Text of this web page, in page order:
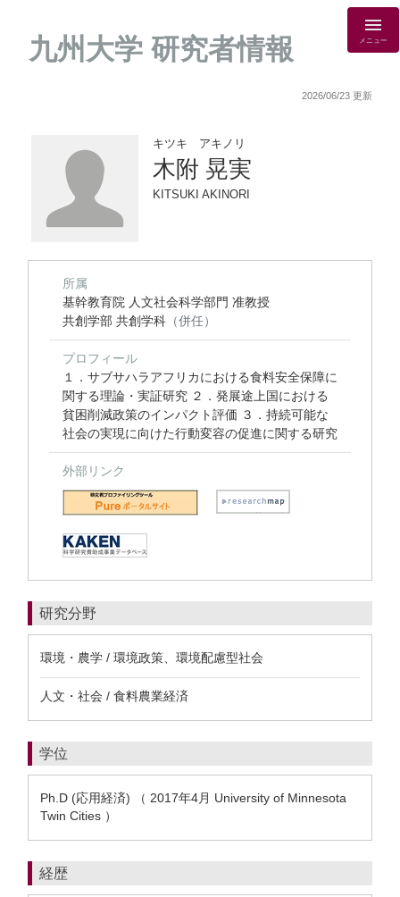
九州大学 研究者情報 メニュー
2026/06/23 更新
キツキ アキノリ
木附 晃実
KITSUKI AKINORI
所属
基幹教育院 人文社会科学部門 准教授
共創学部 共創学科 （併任）
プロフィール
１．サブサハラアフリカにおける食料安全保障に
関する理論・実証研究 ２．発展途上国における
貧困削減政策のインパクト評価 ３．持続可能な
社会の実現に向けた行動変容の促進に関する研究
外部リンク
研究分野
環境・農学 / 環境政策、環境配慮型社会
人文・社会 / 食料農業経済
学位
Ph.D (応用経済) （ 2017年4月 University of Minnesota
Twin Cities ）
経歴